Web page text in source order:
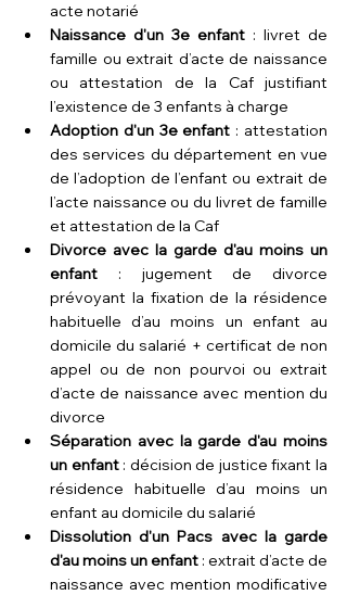
acte notarié
Naissance d'un 3e enfant : livret de
famille ou extrait d’acte de naissance
ou attestation de la Caf justifiant
l’existence de 3 enfants à charge
Adoption d'un 3e enfant : attestation
des services du département en vue
de l’adoption de l’enfant ou extrait de
l’acte naissance ou du livret de famille
et attestation de la Caf
Divorce avec la garde d'au moins un
enfant : jugement de divorce
prévoyant la fixation de la résidence
habituelle d’au moins un enfant au
domicile du salarié + certificat de non
appel ou de non pourvoi ou extrait
d’acte de naissance avec mention du
divorce
Séparation avec la garde d'au moins
un enfant : décision de justice fixant la
résidence habituelle d’au moins un
enfant au domicile du salarié
Dissolution d'un Pacs avec la garde
d'au moins un enfant : extrait d’acte de
naissance avec mention modificative